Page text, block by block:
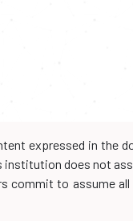
expressed in
institution does not
commit to assume